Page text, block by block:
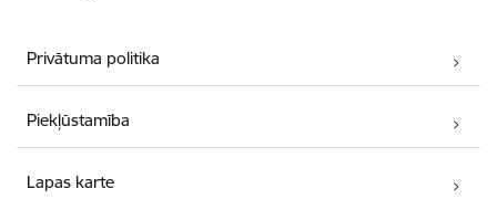
Privātuma politika
Piekļūstamība
Lapas karte